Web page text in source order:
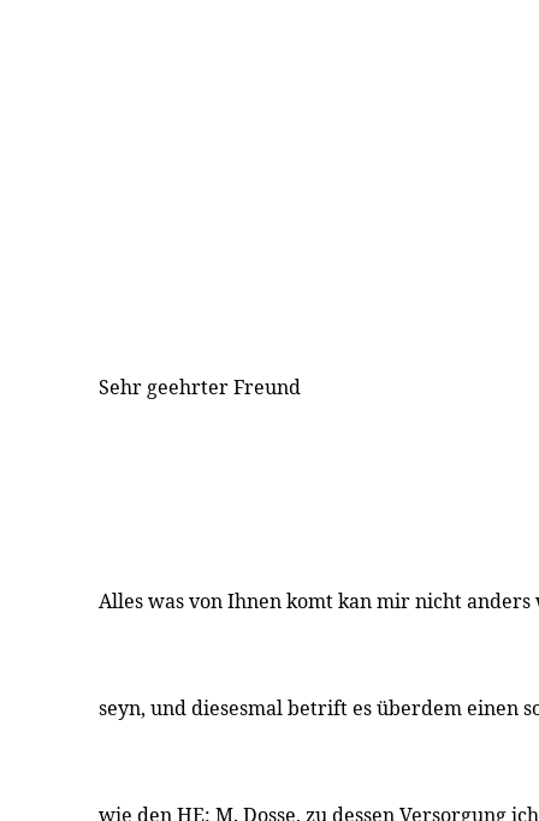
Sehr geehrter Freund
Alles was von Ihnen komt kan mir nicht
seyn, und diesesmal betrift es überdem einen
wie den HE: M. Dosse, zu dessen Versorgung